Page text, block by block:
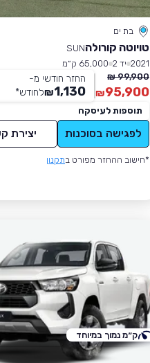
בת ים
טויוטה קורולהSUN
2021 יד 2
65,000 ק״מ
99,900 ₪
95,900
₪
החזר חודשי מ-
1,130
₪לחודש*
תוספות לעיסקה
לפגישה בסוכנות יצירת
*חישוב ההחזר מפורט בתקנון
ק״מ נמוך במיוחד